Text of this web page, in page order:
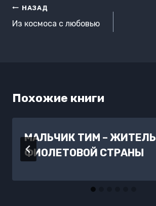
Навигация
по
НАЗАД
Из космоса с любовью
Похожие книги
МАЛЬЧИК ТИМ – ЖИТЕЛЬ
ФИОЛЕТОВОЙ СТРАНЫ